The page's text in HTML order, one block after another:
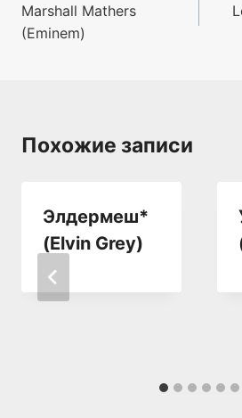
по
записям
Marshall Mathers
(Eminem)
Похожие записи
Элдермеш*
(Elvin Grey)